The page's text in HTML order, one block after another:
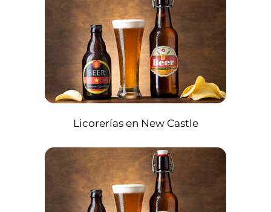
Licorerías en New Castle